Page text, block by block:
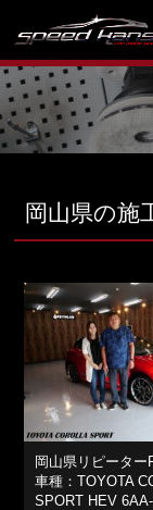
岡山県の施
岡山県リピーター
車種：TOYOTA
SPORT HEV